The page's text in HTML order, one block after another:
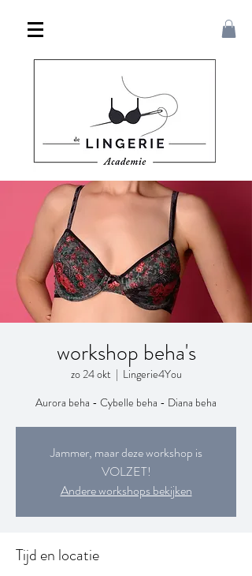
workshop beha's
zo 24 okt
  |
Lingerie4You
Aurora beha - Cybelle beha - Diana beha
Jammer, maar deze workshop is
VOLZET!
Andere workshops bekijken
Tijd en locatie